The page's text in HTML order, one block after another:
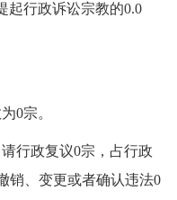
起行政诉讼宗教的0.0
0宗。
行政复议0宗，占行政
销、变更或者确认违法0